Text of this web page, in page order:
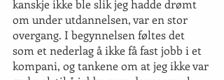
kanskje ikke ble slik jeg hadde drømt
om under utdannelsen, var en stor
overgang. I begynnelsen føltes det
som et nederlag å ikke få fast jobb i et
kompani, og tankene om at jeg ikke var